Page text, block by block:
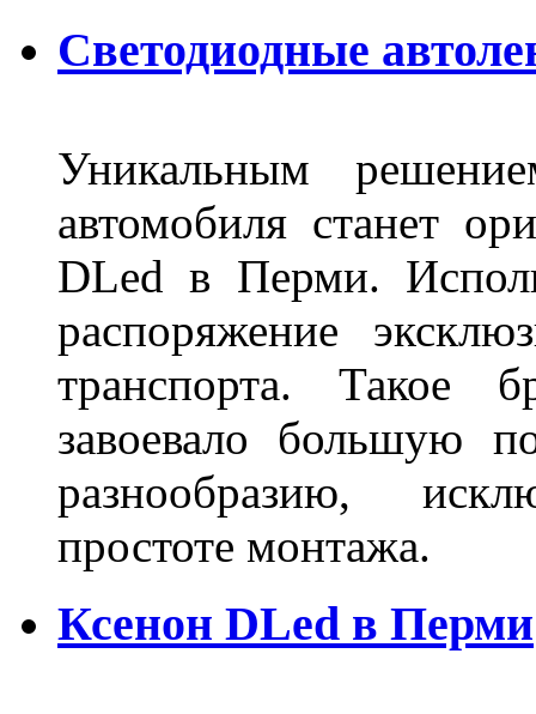
Светодиодные
Уникальным
автомобиля станет
DLed в Перми.
распоряжение
транспорта. Такое
завоевало большую
разнообразию,
простоте монтажа.
Ксенон DLed в Перми